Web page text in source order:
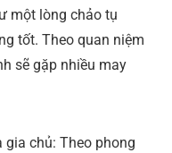
một lòng chảo tụ
tốt. Theo quan niệm
sẽ gặp nhiều may
chủ: Theo phong